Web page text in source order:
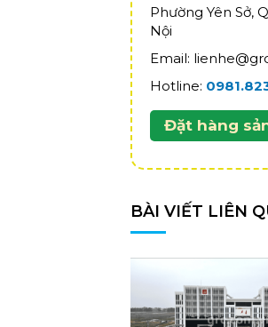
Phường Yên Sở,
Nội
Email:
Hotline:
Đặt hàng
BÀI VIẾT LIÊN